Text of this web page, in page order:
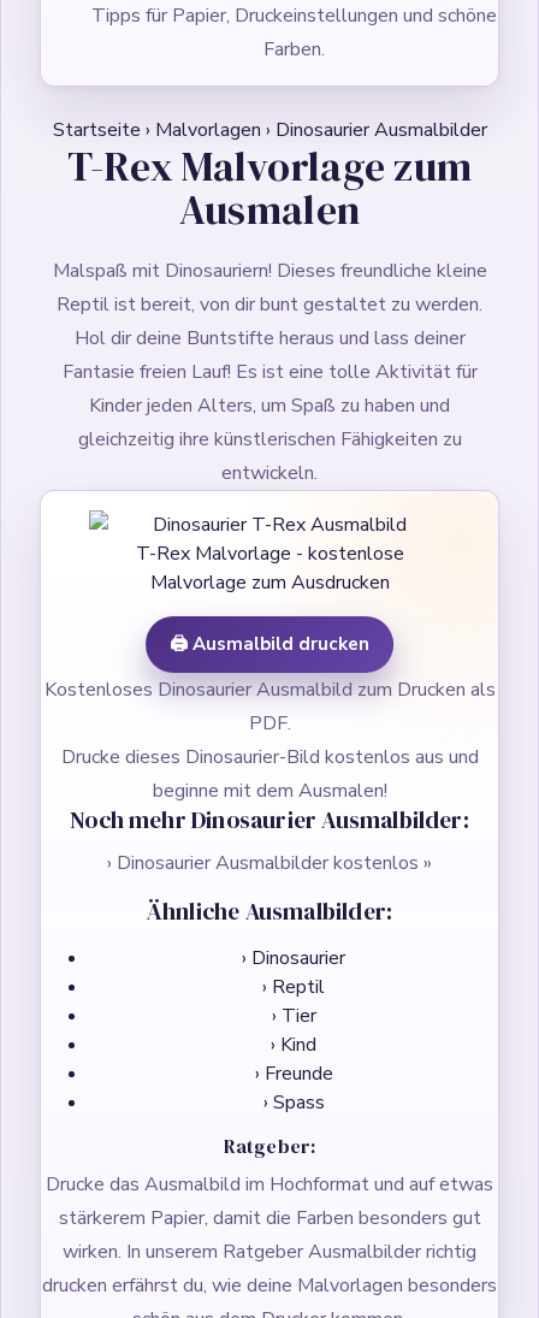
Tipps für Papier, Druckeinstellungen und schöne
Farben.
Startseite › Malvorlagen › Dinosaurier Ausmalbilder
T-Rex Malvorlage zum
Ausmalen
Malspaß mit Dinosauriern! Dieses freundliche kleine
Reptil ist bereit, von dir bunt gestaltet zu werden.
Hol dir deine Buntstifte heraus und lass deiner
Fantasie freien Lauf! Es ist eine tolle Aktivität für
Kinder jeden Alters, um Spaß zu haben und
gleichzeitig ihre künstlerischen Fähigkeiten zu
entwickeln.
T-Rex Malvorlage - kostenlose
Malvorlage zum Ausdrucken
🖨️ Ausmalbild drucken
Kostenloses Dinosaurier Ausmalbild zum Drucken als
PDF.
Drucke dieses Dinosaurier-Bild kostenlos aus und
beginne mit dem Ausmalen!
Noch mehr Dinosaurier Ausmalbilder:
› Dinosaurier Ausmalbilder kostenlos »
Ähnliche Ausmalbilder:
› Dinosaurier
› Reptil
› Tier
› Kind
› Freunde
› Spass
Ratgeber:
Drucke das Ausmalbild im Hochformat und auf etwas
stärkerem Papier, damit die Farben besonders gut
wirken. In unserem RatgeberAusmalbilder richtig
drucken erfährst du, wie deine Malvorlagen besonders